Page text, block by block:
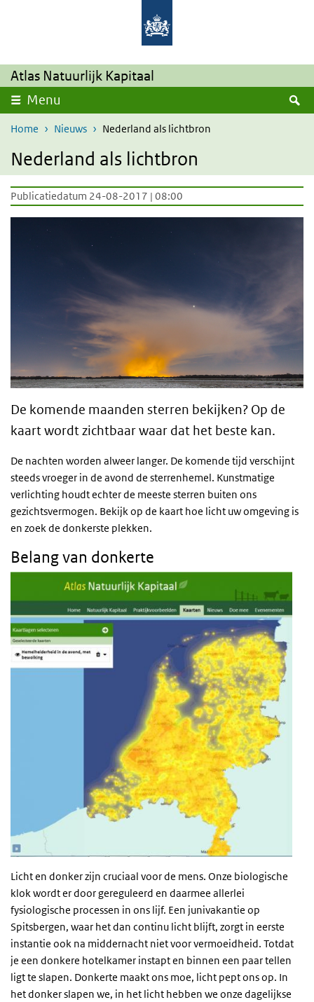
Overslaan en naar de inhoud gaan
Atlas Natuurlijk Kapitaal
Menu
Home Nieuws Nederland als lichtbron
Nederland als lichtbron
Publicatiedatum 24-08-2017 | 08:00
De komende maanden sterren bekijken? Op de
kaart wordt zichtbaar waar dat het beste kan.
De nachten worden alweer langer. De komende tijd verschijnt
steeds vroeger in de avond de sterrenhemel. Kunstmatige
verlichting houdt echter de meeste sterren buiten ons
gezichtsvermogen. Bekijk op de kaart hoe licht uw omgeving is
en zoek de donkerste plekken.
Belang van donkerte
Licht en donker zijn cruciaal voor de mens. Onze biologische
klok wordt er door gereguleerd en daarmee allerlei
fysiologische processen in ons lijf. Een junivakantie op
Spitsbergen, waar het dan continu licht blijft, zorgt in eerste
instantie ook na middernacht niet voor vermoeidheid. Totdat
je een donkere hotelkamer instapt en binnen een paar tellen
ligt te slapen. Donkerte maakt ons moe, licht pept ons op. In
het donker slapen we, in het licht hebben we onze dagelijkse